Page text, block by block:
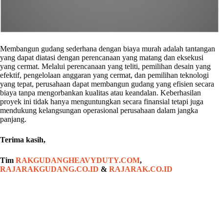
Membangun gudang sederhana dengan biaya murah adalah tantangan
yang dapat diatasi dengan perencanaan yang matang dan eksekusi
yang cermat. Melalui perencanaan yang teliti, pemilihan desain yang
efektif, pengelolaan anggaran yang cermat, dan pemilihan teknologi
yang tepat, perusahaan dapat membangun gudang yang efisien secara
biaya tanpa mengorbankan kualitas atau keandalan. Keberhasilan
proyek ini tidak hanya menguntungkan secara finansial tetapi juga
mendukung kelangsungan operasional perusahaan dalam jangka
panjang.
Terima kasih,
Tim RAKGUDANGHEAVYDUTY.COM,
RAJARAKGUDANG.CO.ID & RAJARAK.CO.ID